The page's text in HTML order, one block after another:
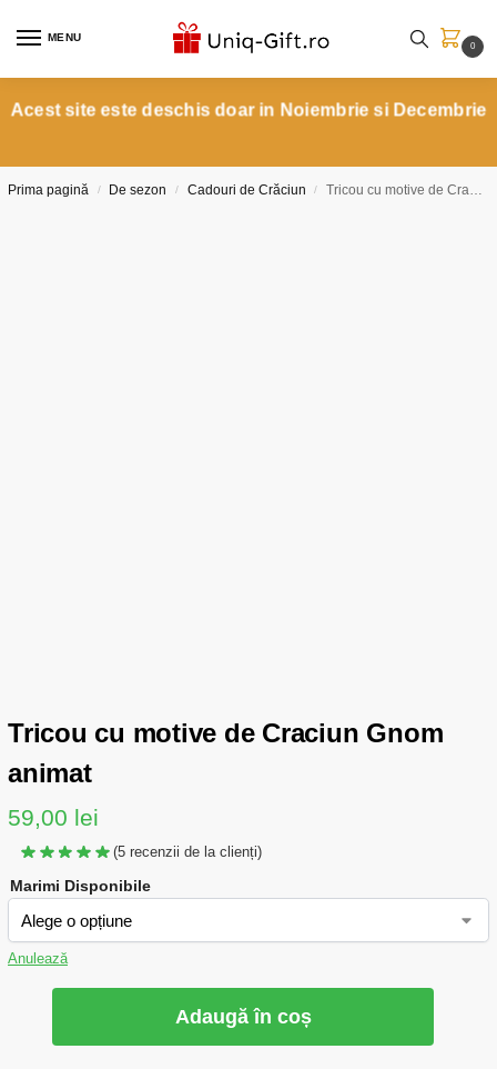
MENU
0
Acest site este deschis doar in Noiembrie si Decembrie
Prima pagină / De sezon / Cadouri de Crăciun / Tricou cu motive de Craciun Gnom animat
Tricou cu motive de Craciun Gnom
animat
59,00 lei
(5 recenzii de la clienți)
Marimi Disponibile
Anulează
Adaugă în coș